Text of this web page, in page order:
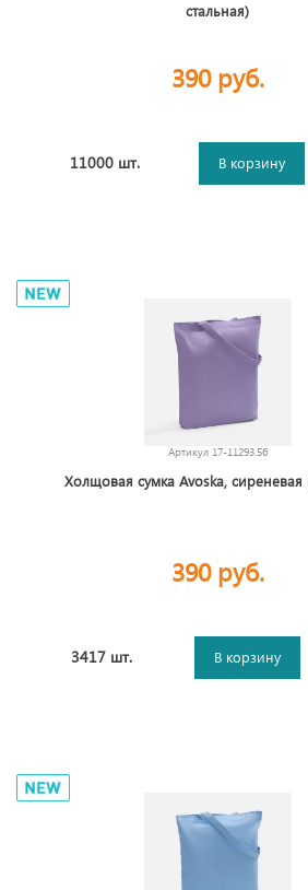
стальная)
390 руб.
11000 шт. В корзину
Артикул 17-11293.56
Холщовая сумка Avoska, сиреневая
390 руб.
3417 шт. В корзину